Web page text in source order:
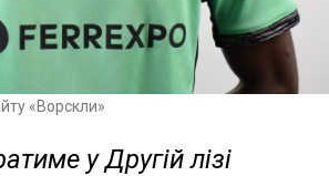
«Ворскли»
у Другій лізі